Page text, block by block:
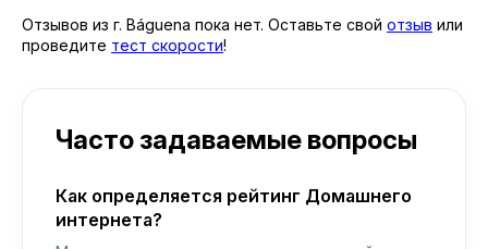
Отзывов из г. Báguena пока нет. Оставьте свой отзыв или
проведите тест скорости!
Часто задаваемые вопросы
Как определяется рейтинг Домашнего
интернета?